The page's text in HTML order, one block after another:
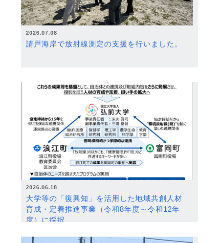
2026.07.08
請戸海岸で放射線測定の支援を行いました。
2026.06.18
大学等の「復興知」を活用した地域共創人材
育成・定着推進事業（令和8年度～令和12年
度）に採択